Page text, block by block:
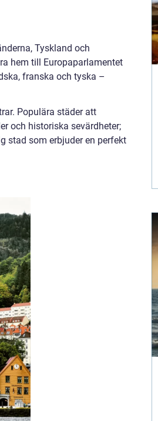
Tyskland och
hem till Europaparlamentet
franska och tyska –
Populära städer att
och historiska sevärdheter;
stad som erbjuder en perfekt